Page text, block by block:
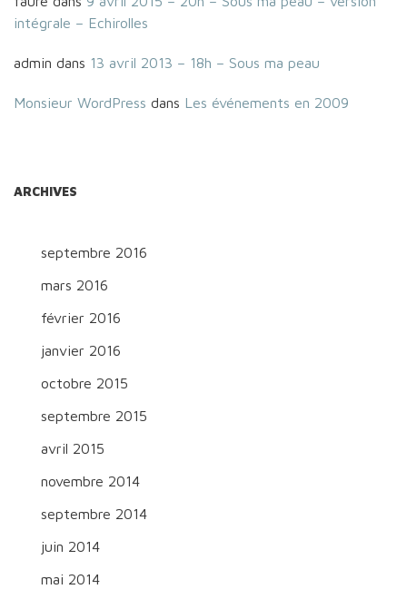
intégrale – Echirolles
admin dans 13 avril 2013 – 18h – Sous ma peau
Monsieur WordPress dans Les événements en 2009
ARCHIVES
septembre 2016
mars 2016
février 2016
janvier 2016
octobre 2015
septembre 2015
avril 2015
novembre 2014
septembre 2014
juin 2014
mai 2014